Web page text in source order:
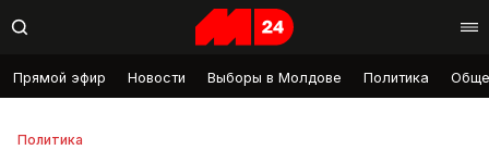
Прямой эфир Новости Выборы в Молдове Политика
Политика